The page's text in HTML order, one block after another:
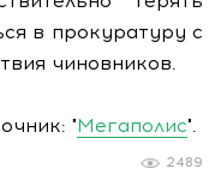
в прокуратуру с
чиновников.
"Мегаполис".
2489